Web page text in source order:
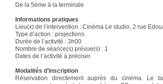
De la 5ème à la terminale
Informations pratiques
Lieu(x) de l’intervention : Cinéma Le studio, 2 rue
Type d’action : projections
Durée de l’activité : 3h00
Nombre de séance(s) prévue(s) : 1
Dates de l’activité à préciser.
Modalités d’inscription
Réservation directement auprès du cinéma.